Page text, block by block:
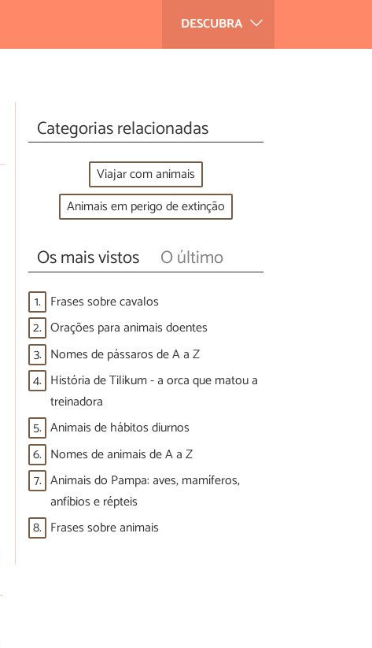
DESCUBRA
Categorias relacionadas
Viajar com animais
Animais em perigo de extinção
Os mais vistos O último
1. Frases sobre cavalos
2. Orações para animais doentes
3. Nomes de pássaros de A a Z
4. História de Tilikum - a orca que matou a
treinadora
5. Animais de hábitos diurnos
6. Nomes de animais de A a Z
7. Animais do Pampa: aves, mamíferos,
anfíbios e répteis
8. Frases sobre animais